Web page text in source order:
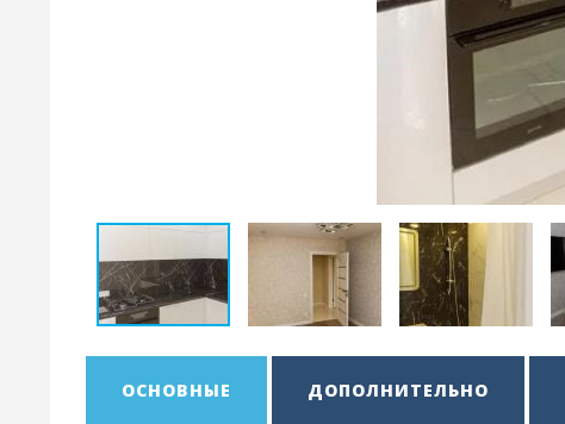
ОСНОВНЫЕ ДОПОЛНИТЕЛЬНО